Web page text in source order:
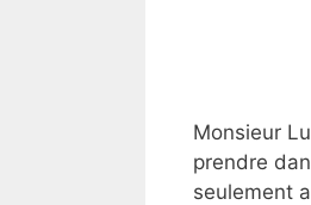
Monsieur
prendre
seulement